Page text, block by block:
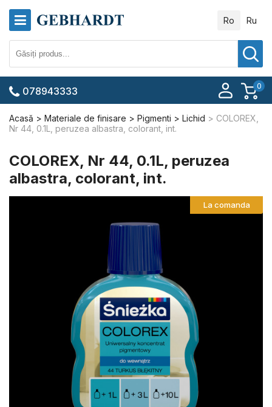
Ro Ru
0
078943333
Acasă Materiale de finisare Pigmenti Lichid
COLOREX,
Nr 44, 0.1L, peruzea albastra, colorant, int.
COLOREX, Nr 44, 0.1L, peruzea
albastra, colorant, int.
La comanda